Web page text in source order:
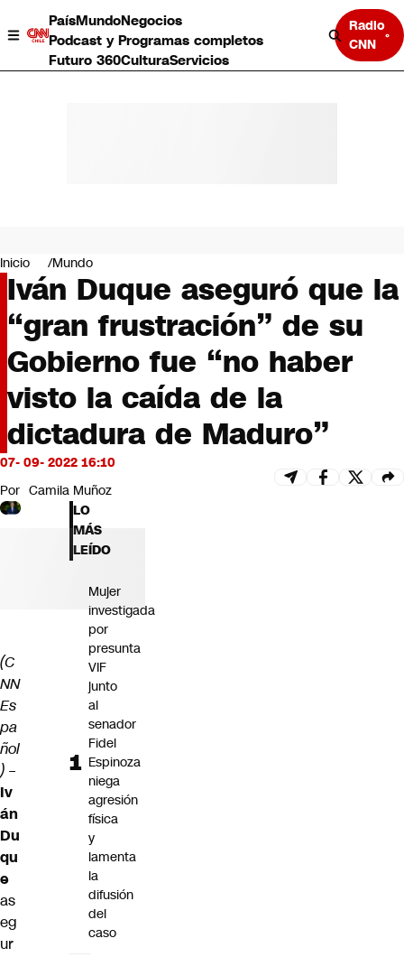
PaísMundoNegocios
Podcast y Programas completos
Futuro 360CulturaServicios
Radio
CNN
Negocios
Deportes
Programas completos
Cultura
Servicios
Bits
CNN tiempo
Futuro 360
Opinión
Inicio Mundo
Iván Duque aseguró que la
“gran frustración” de su
Gobierno fue “no haber
visto la caída de la
dictadura de Maduro”
07- 09- 2022 16:10
Por Camila Muñoz
(C
NN
Es
pa
ñol
) –
Iv
án
Du
qu
e
as
eg
ur
LO
MÁS
LEÍDO
Mujer
investigada
por
presunta
VIF
junto
al
senador
Fidel
Espinoza
niega
agresión
física
y
lamenta
la
difusión
del
caso